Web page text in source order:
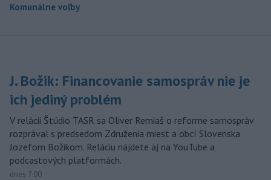
Komunálne voľby
J. Božik: Financovanie samospráv nie je
ich jediný problém
V relácii Štúdio TASR sa Oliver Remiaš o reforme samospráv
rozprával s predsedom Združenia miest a obcí Slovenska
Jozefom Božikom. Reláciu nájdete aj na YouTube a
podcastových platformách.
dnes 7:00